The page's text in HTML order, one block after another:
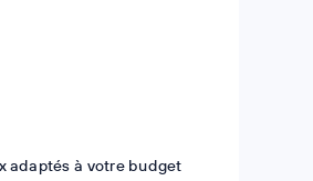
adaptés à votre budget